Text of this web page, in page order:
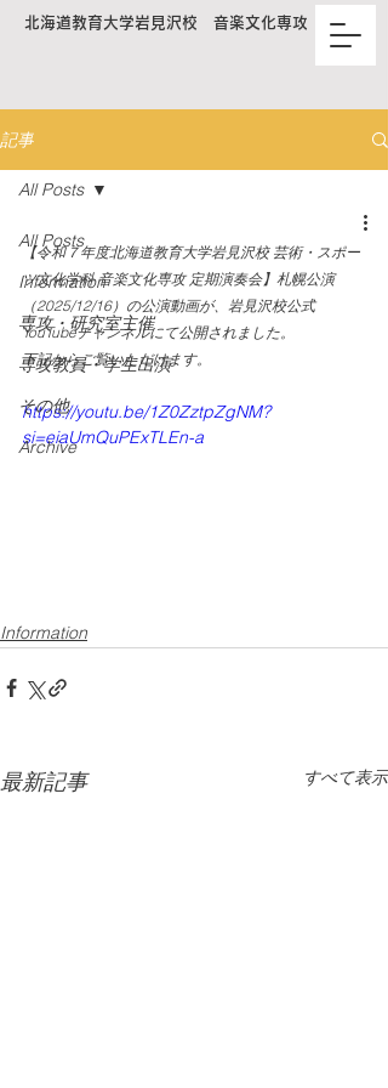
北海道教育大学岩見沢校 音楽文化専攻
記事
All Posts
Information
専攻・研究室主催
専攻教員・学生出演
その他
Archive
All Posts
【令和７年度北海道教育大学岩見沢校 芸術・スポー
ツ文化学科 音楽文化専攻 定期演奏会】札幌公演
（2025/12/16）の公演動画が、岩見沢校公式
YouTubeチャンネルにて公開されました。
下記からご覧いただけます。
https://youtu.be/1Z0ZztpZgNM?
si=eiaUmQuPExTLEn-a
Information
最新記事 すべて表示